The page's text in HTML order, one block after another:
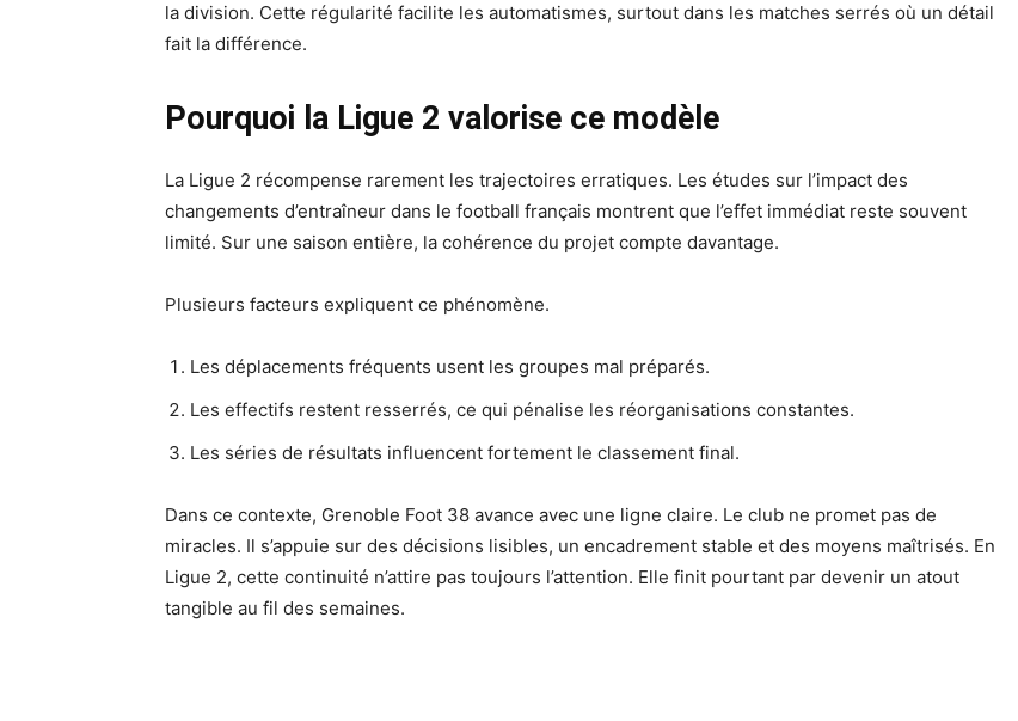
la division. Cette régularité facilite les automatismes, surtout dans les matches serrés où un détail
fait la différence.
Pourquoi la Ligue 2 valorise ce modèle
La Ligue 2 récompense rarement les trajectoires erratiques. Les études sur l’impact des
changements d’entraîneur dans le football français montrent que l’effet immédiat reste souvent
limité. Sur une saison entière, la cohérence du projet compte davantage.
Plusieurs facteurs expliquent ce phénomène.
Les déplacements fréquents usent les groupes mal préparés.
Les effectifs restent resserrés, ce qui pénalise les réorganisations constantes.
Les séries de résultats influencent fortement le classement final.
Dans ce contexte, Grenoble Foot 38 avance avec une ligne claire. Le club ne promet pas de
miracles. Il s’appuie sur des décisions lisibles, un encadrement stable et des moyens maîtrisés. En
Ligue 2, cette continuité n’attire pas toujours l’attention. Elle finit pourtant par devenir un atout
tangible au fil des semaines.